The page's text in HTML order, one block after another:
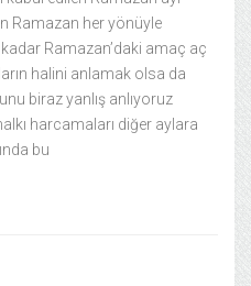
Ramazan her yönüyle
Ramazan’daki amaç aç
halini anlamak olsa da
biraz yanlış anlıyoruz
harcamaları diğer aylara
bu